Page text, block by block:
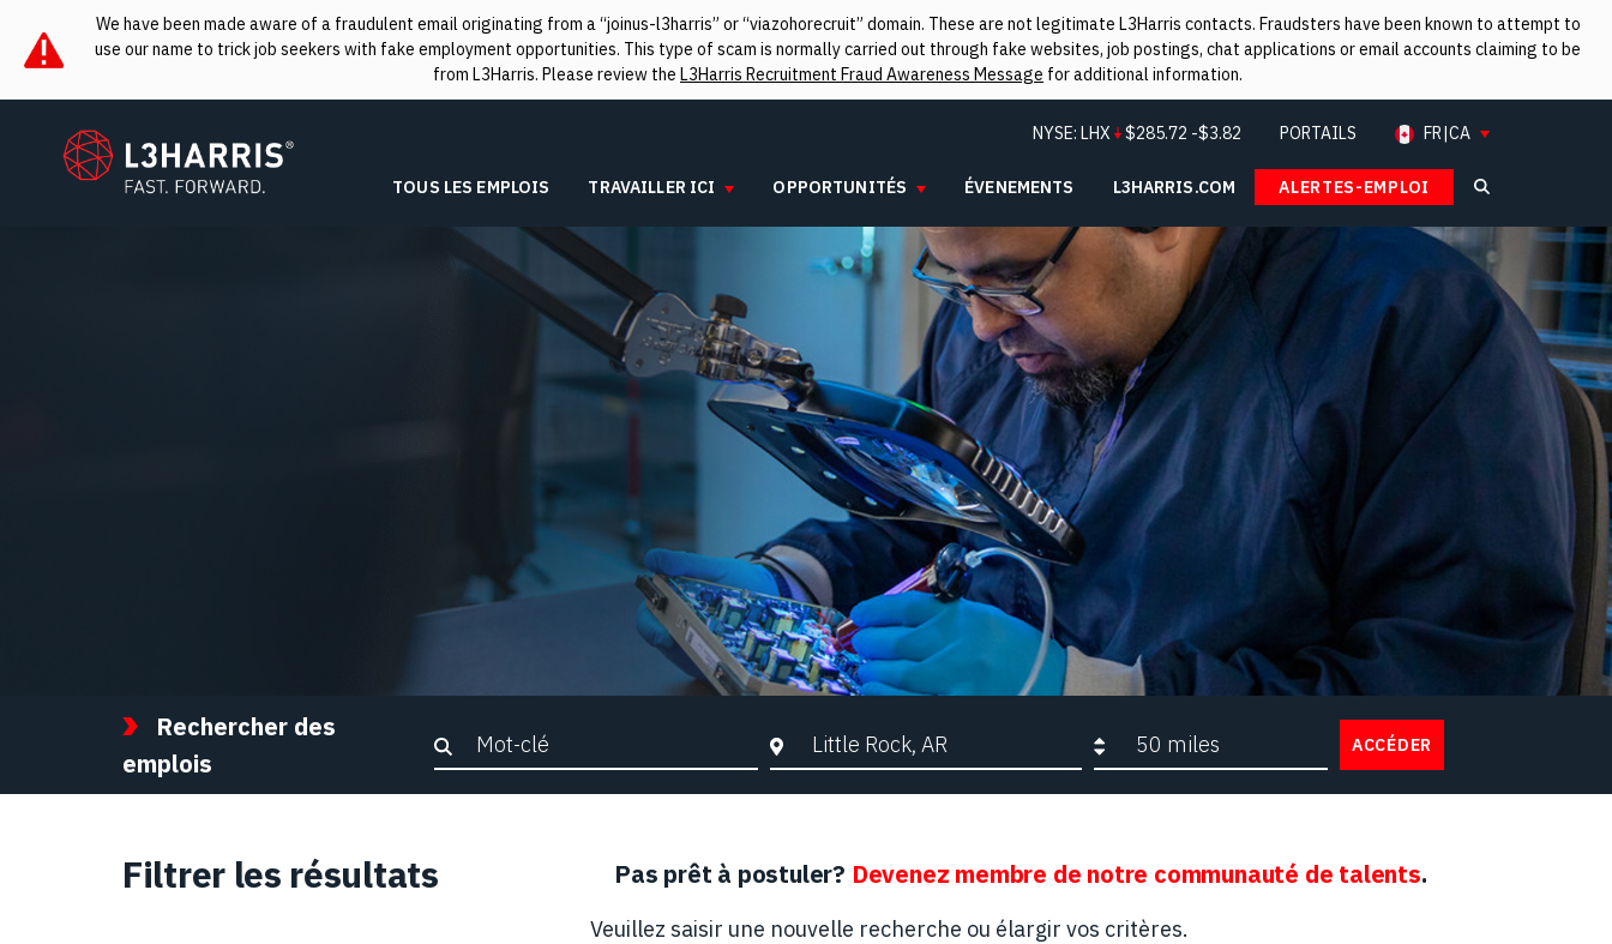
We have been made aware of a fraudulent email originating from a “joinus-l3harris” or “viazohorecruit” domain. These are not legitimate L3Harris contacts. Fraudsters have been known to attempt to
use our name to trick job seekers with fake employment opportunities. This type of scam is normally carried out through fake websites, job postings, chat applications or email accounts claiming to be
from L3Harris. Please review the L3Harris Recruitment Fraud Awareness Message for additional information.
L3Harris
Search
NYSE:LHX $285.72 -$3.82 PORTAILS FR|CA
TOUS LES EMPLOIS TRAVAILLER ICI OPPORTUNITÉS ÉVENEMENTS L3HARRIS.COM ALERTES-EMPLOI
Rechercher des
emplois
Recherche par mots-clés Ville, Région ou Code postal Rayon de recherche ACCÉDER
Pas prêt à postuler? Devenez membre de notre communauté de talents.
Veuillez saisir une nouvelle recherche ou élargir vos critères.
Filtrer les résultats